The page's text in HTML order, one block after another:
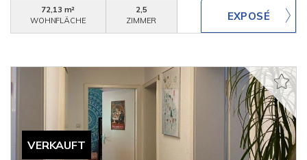
72,13 m²
WOHNFLÄCHE
2,5
ZIMMER
VERKAUFT